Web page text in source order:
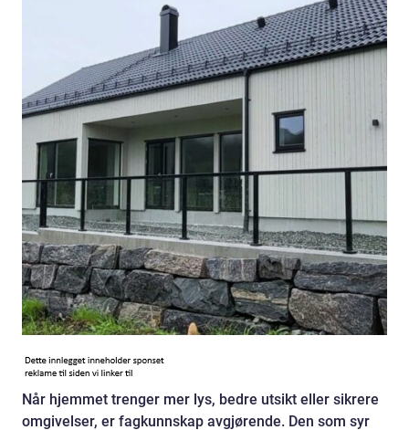
Når hjemmet trenger mer lys, bedre utsikt eller sikrere
omgivelser, er fagkunnskap avgjørende. Den som syr